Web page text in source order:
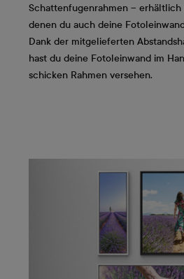
Schattenfugenrahmen – erhältlich
denen du auch deine
Dank der mitgelieferten
hast du deine Fotoleinwand im
schicken Rahmen versehen.